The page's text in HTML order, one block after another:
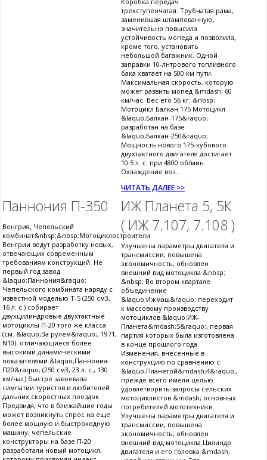
трехступенчатая. Трубчатая рама,
заменившая штампованную,
значительно повысила
устойчивость мопеда и позволила,
кроме того, установить
небольшой багажник. Одной
заправки 10-лнтрового топливного
бака хватает на 500 км пути.
Максимальная скорость, которую
может развить мопед &mdash; 60
км/час. Вес его 56 кг. &nbsp;
Мотоцикл Балкан 175 Мотоцикл
&laquo;Балкан-175&raquo;
разработан на базе
&laquo;Балкан-250&raquo;.
Мощность нового 175-кубового
двухтактного двигателя достигает
10.5 л. с. при 4800 об/мин.
Охлаждение воз...
ЧИТАТЬ ДАЛЕЕ >>
Паннония П-350
Венгрия, Чепельский
комбинат&nbsp;&nbsp;Мотоциклостроители
Венгрии ведут разработку новых,
отвечающих современным
требованиям конструкций. Не
первый год завод
&laquo;Паннония&raquo;
Чепельского комбината наряду с
известной моделью Т-5 (250 см3,
16 л. с.) собирает
двухцилиндровые двухтактные
мотоциклы П-20 того же класса
(см. &laquo;За рулем&raquo;, 1971,
N10). отличающиеся более
высокими динамическими
показателями.&laquo;Паннония-
П20&raquo; (250 см3, 23 л. с., 130
км/час) быстро завоевала
симпатии туристов и любителей
дальних скоростных поездок.
Предвидя, что в ближайшие годы
может возникнуть спрос на еще
более мощную и быстроходную
машину, чепельские
конструкторы на базе П-20
разработали новый мотоцикл,
ИЖ Планета 5, 5К
( ИЖ 7.107, 7.108 )
Улучшены параметры двигателя и
трансмиссии, повышена
экономичность, обновлен
внешний вид мотоцикла &nbsp;
&nbsp; Во втором квартале
объединение
&laquo;Ижмаш&raquo; переходит
к массовому производству
мотоциклов &laquo;ИЖ-
Планета&mdash;5&raquo;, первая
партия которых была изготовлена
в конце прошлого года.
Изменения, внесенные в
конструкцию по сравнению с
&laquo;Планетой&mdash;4&raquo;,
прежде всего имели целью
удовлетворить запросы сельских
мотоциклистов &mdash; основных
потребителей мототехники.
Улучшены параметры двигателя и
трансмиссии, повышена
экономичность, обновлен
внешний вид мотоцикла.Цилиндр
двигателя и его головка &mdash;